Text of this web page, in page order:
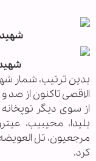
بدین ترتیب، شمار
الاقصی تاکنون از
از سوی دیگر
بلیدا، محیبیب،
مرجعیون، تل
کرد.